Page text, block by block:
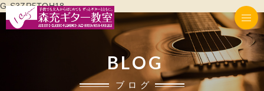
G-S3ZR5TQH18
BLOG
ブログ